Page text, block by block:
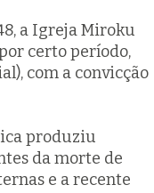
a Igreja Miroku
certo período,
com a convicção
produziu
da morte de
e a recente